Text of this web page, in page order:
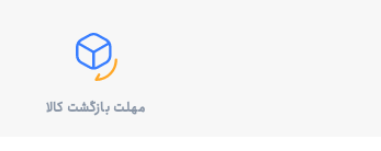
مهلت بازگشت کالا